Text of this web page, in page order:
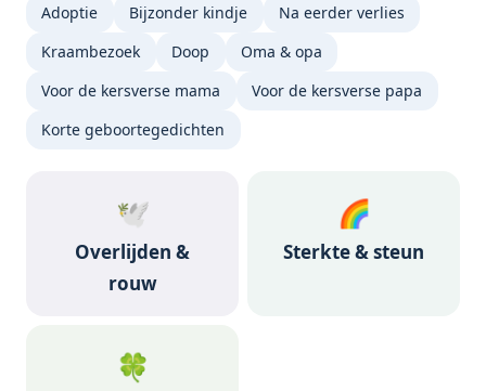
Adoptie
Bijzonder kindje
Na eerder verlies
Kraambezoek
Doop
Oma & opa
Voor de kersverse mama
Voor de kersverse papa
Korte geboortegedichten
🕊️
Overlijden &
rouw
🌈
Sterkte & steun
🍀